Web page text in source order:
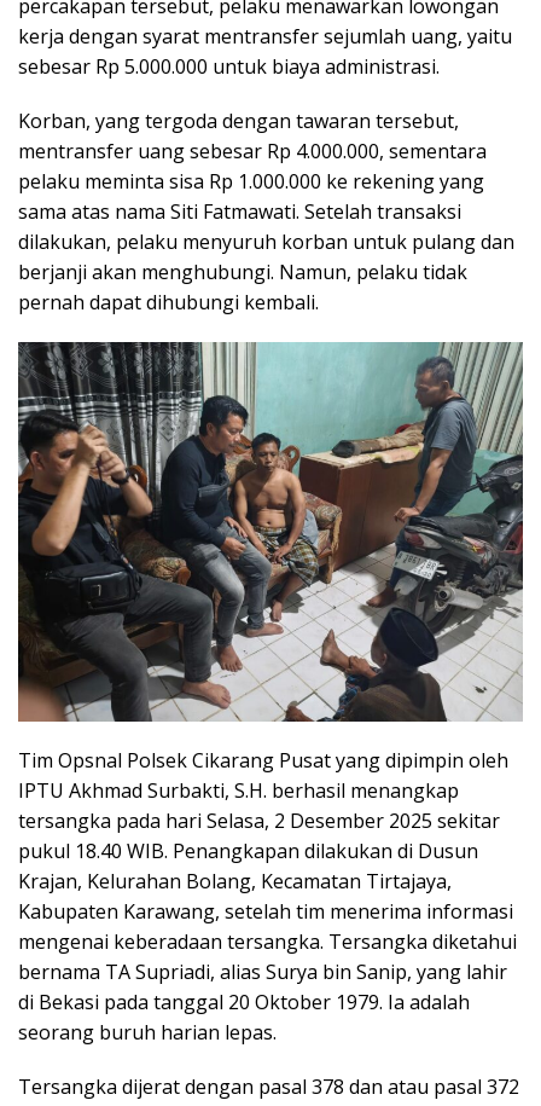
percakapan tersebut, pelaku menawarkan lowongan
kerja dengan syarat mentransfer sejumlah uang, yaitu
sebesar Rp 5.000.000 untuk biaya administrasi.
Korban, yang tergoda dengan tawaran tersebut,
mentransfer uang sebesar Rp 4.000.000, sementara
pelaku meminta sisa Rp 1.000.000 ke rekening yang
sama atas nama Siti Fatmawati. Setelah transaksi
dilakukan, pelaku menyuruh korban untuk pulang dan
berjanji akan menghubungi. Namun, pelaku tidak
pernah dapat dihubungi kembali.
Tim Opsnal Polsek Cikarang Pusat yang dipimpin oleh
IPTU Akhmad Surbakti, S.H. berhasil menangkap
tersangka pada hari Selasa, 2 Desember 2025 sekitar
pukul 18.40 WIB. Penangkapan dilakukan di Dusun
Krajan, Kelurahan Bolang, Kecamatan Tirtajaya,
Kabupaten Karawang, setelah tim menerima informasi
mengenai keberadaan tersangka. Tersangka diketahui
bernama TA Supriadi, alias Surya bin Sanip, yang lahir
di Bekasi pada tanggal 20 Oktober 1979. Ia adalah
seorang buruh harian lepas.
Tersangka dijerat dengan pasal 378 dan atau pasal 372